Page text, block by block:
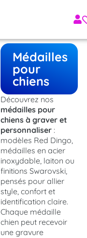
Médailles
pour
chiens
Découvrez nos
médailles pour
chiens à graver et
personnaliser:
modèles Red Dingo,
médailles en acier
inoxydable, laiton ou
finitions Swarovski,
pensés pour allier
style, confort et
identification claire.
Chaque médaille
chien peut recevoir
une gravure